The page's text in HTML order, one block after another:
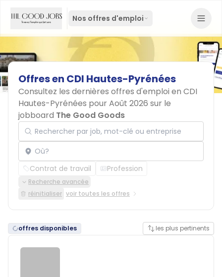
Nos offres d'emploi
Offresen CDI Hautes-Pyrénées
Consultez les dernières offres d'emploi en CDI
Hautes-Pyrénées pour Août 2026 sur le
jobboard The Good Goods
Rechercher par job, mot-clé ou entreprise
Localisation
Contrat de travail Profession
Recherche avancée
réinitialiser voir toutes les offres
offres disponibles les plus pertinents